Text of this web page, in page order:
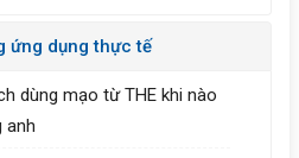
ứng dụng thực tế
dùng mạo từ THE khi nào
anh